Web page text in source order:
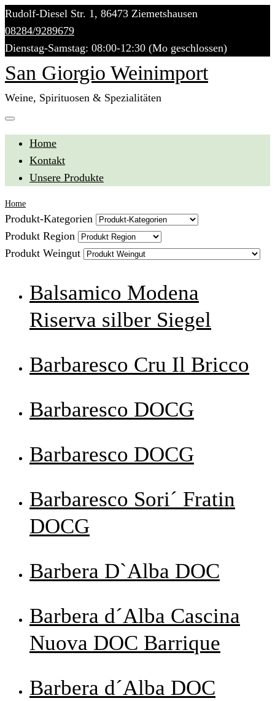
Skip
to
content
Rudolf-Diesel Str. 1, 86473 Ziemetshausen
08284/9289679
Dienstag-Samstag: 08:00-12:30 (Mo geschlossen)
San Giorgio Weinimport
Weine, Spirituosen & Spezialitäten
Home
Kontakt
Unsere Produkte
Home
Produkt-Kategorien
Produkt Region
Produkt Weingut
Balsamico Modena
Riserva silber Siegel
Barbaresco Cru Il Bricco
Barbaresco DOCG
Barbaresco DOCG
Barbaresco Sori´ Fratin
DOCG
Barbera D`Alba DOC
Barbera d´Alba Cascina
Nuova DOC Barrique
Barbera d´Alba DOC